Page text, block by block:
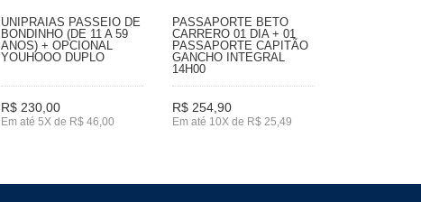
UNIPRAIAS PASSEIO DE
BONDINHO (DE 11 A 59
ANOS) + OPCIONAL
YOUHOOO DUPLO
R$ 230,00
Em até 5X de R$ 46,00
PASSAPORTE BETO
CARRERO 01 DIA + 01
PASSAPORTE CAPITÃO
GANCHO INTEGRAL
14H00
R$ 254,90
Em até 10X de R$ 25,49